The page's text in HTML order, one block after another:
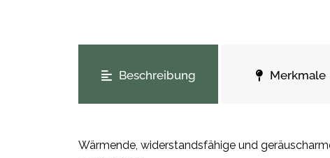
Beschreibung Merkmale
Wärmende, widerstandsfähige und